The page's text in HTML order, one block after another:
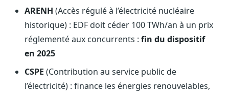
Lexique parlementaire
1027 termes expliqués
Glossaire affaires publiques
Lexique par thème métier
23 flux indexés
ARENH (Accès régulé à l’électricité nucléaire
historique) : EDF doit céder 100 TWh/an à un prix
réglementé aux concurrents : fin du dispositif
en 2025
CSPE (Contribution au service public de
l’électricité) : finance les énergies renouvelables,